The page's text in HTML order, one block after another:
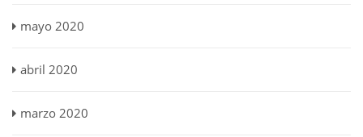
mayo 2020
abril 2020
marzo 2020